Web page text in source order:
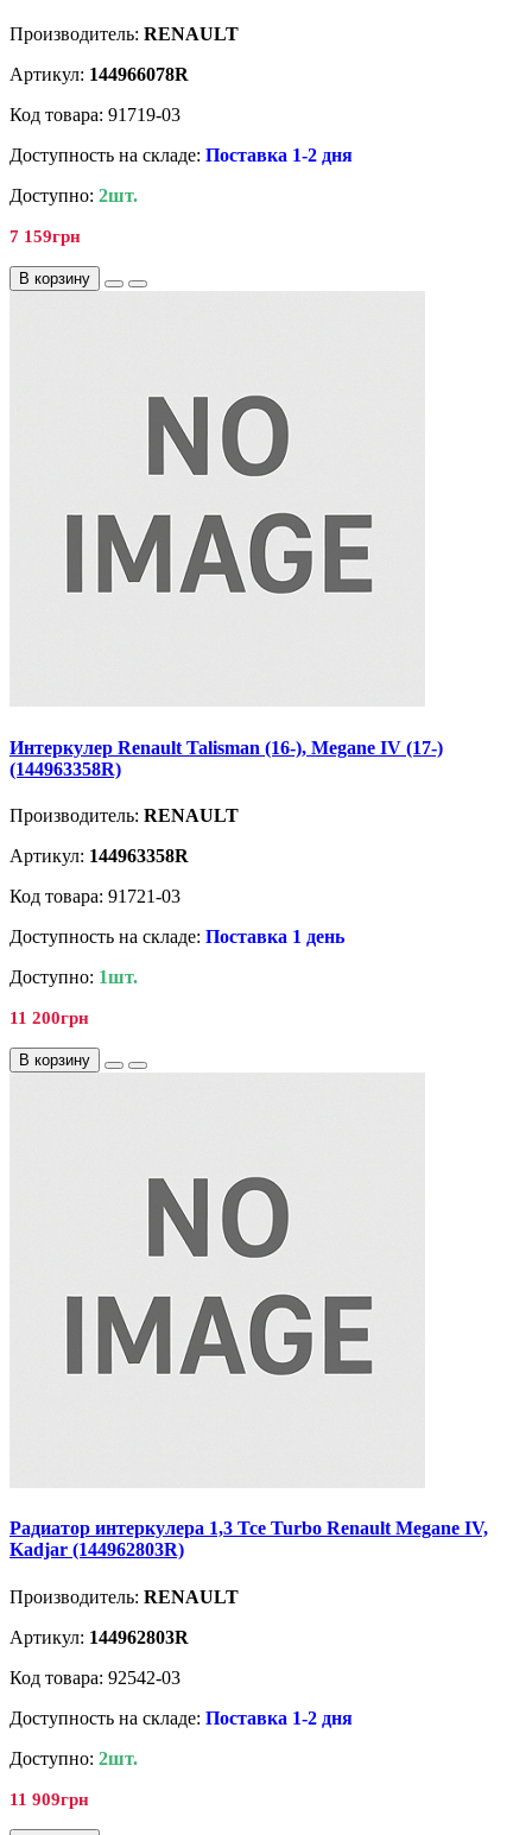
Производитель: RENAULT
Артикул: 144966078R
Код товара: 91719-03
Доступность на складе: Поставка 1-2 дня
Доступно: 2шт.
7 159грн
В корзину
Интеркулер Renault Talisman (16-), Megane IV (17-)
(144963358R)
Производитель: RENAULT
Артикул: 144963358R
Код товара: 91721-03
Доступность на складе: Поставка 1 день
Доступно: 1шт.
11 200грн
В корзину
Радиатор интеркулера 1,3 Tce Turbo Renault Megane IV,
Kadjar (144962803R)
Производитель: RENAULT
Артикул: 144962803R
Код товара: 92542-03
Доступность на складе: Поставка 1-2 дня
Доступно: 2шт.
11 909грн